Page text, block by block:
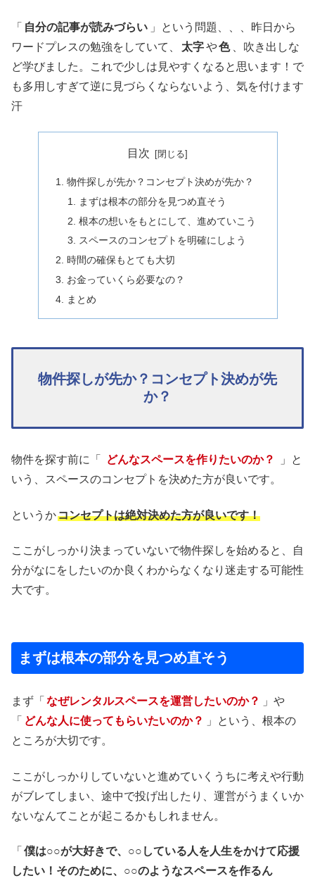
「 自分の記事が読みづらい 」という問題、、、昨日から
ワードプレスの勉強をしていて、
太字や色
、吹き出しな
ど学びました。これで少しは見やすくなると思います！で
も多用しすぎて逆に見づらくならないよう、気を付けます
汗
目次
物件探しが先か？コンセプト決めが先か？
まずは根本の部分を見つめ直そう
根本の想いをもとにして、進めていこう
スペースのコンセプトを明確にしよう
時間の確保もとても大切
お金っていくら必要なの？
まとめ
物件探しが先か？コンセプト決めが先
か？
物件を探す前に「 どんなスペースを作りたいのか？
」と
いう、スペースのコンセプトを決めた方が良いです。
というかコンセプトは絶対決めた方が良いです！
ここがしっかり決まっていないで物件探しを始めると、自
分がなにをしたいのか良くわからなくなり迷走する可能性
大です。
まずは根本の部分を見つめ直そう
まず「 なぜレンタルスペースを運営したいのか？
」や
「 どんな人に使ってもらいたいのか？
」という、根本の
ところが大切です。
ここがしっかりしていないと進めていくうちに考えや行動
がブレてしまい、途中で投げ出したり、運営がうまくいか
ないなんてことが起こるかもしれません。
「 僕は○○が大好きで、○○している人を人生をかけて応援
したい！そのために、○○のようなスペースを作るん